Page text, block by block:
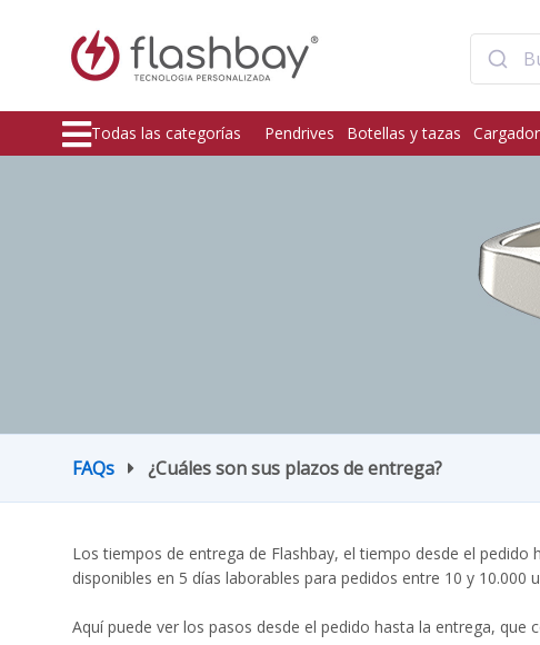
Todas las categorías Pendrives Botellas y tazas
FAQs ¿Cuáles son sus plazos de entrega?
Los tiempos de entrega de Flashbay, el tiempo desde el
disponibles en 5 días laborables para pedidos entre 10 y 10.000
Aquí puede ver los pasos desde el pedido hasta la entrega, que